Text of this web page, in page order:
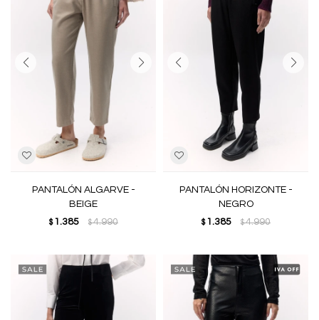
PANTALÓN ALGARVE -
BEIGE
$ 1.385 $4.990
PANTALÓN HORIZONTE -
NEGRO
$ 1.385 $4.990